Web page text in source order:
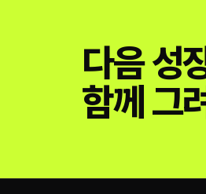
다음 성
함께 그